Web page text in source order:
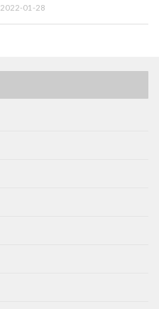
2022-01-28